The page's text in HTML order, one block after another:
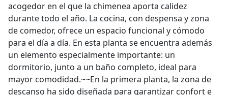
acogedor en el que la chimenea aporta calidez
durante todo el año. La cocina, con despensa y zona
de comedor, ofrece un espacio funcional y cómodo
para el día a día. En esta planta se encuentra además
un elemento especialmente importante: un
dormitorio, junto a un baño completo, ideal para
mayor comodidad.~~En la primera planta, la zona de
descanso ha sido diseñada para garantizar confort e